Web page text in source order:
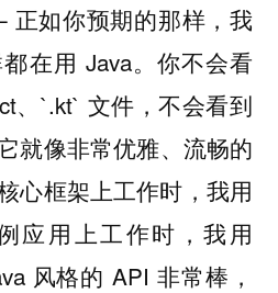
如你预期的那样，我
在用 Java。你不会看
、`.kt` 文件，不会看到
就像非常优雅、流畅的
心框架上工作时，我用
应用上工作时，我用
风格的 API 非常棒，